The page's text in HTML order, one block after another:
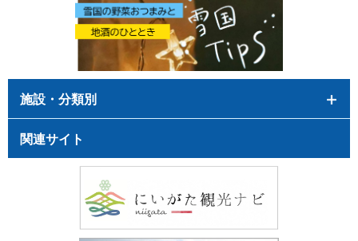
施設・分類別
関連サイト